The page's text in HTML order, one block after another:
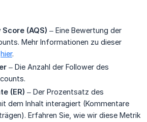
(AQS) – Eine Bewertung der
Mehr Informationen zu dieser
hier.
– Die Anzahl der Follower des
(ER) – Der Prozentsatz des
dem Inhalt interagiert (Kommentare
Erfahren Sie, wie wir diese Metrik